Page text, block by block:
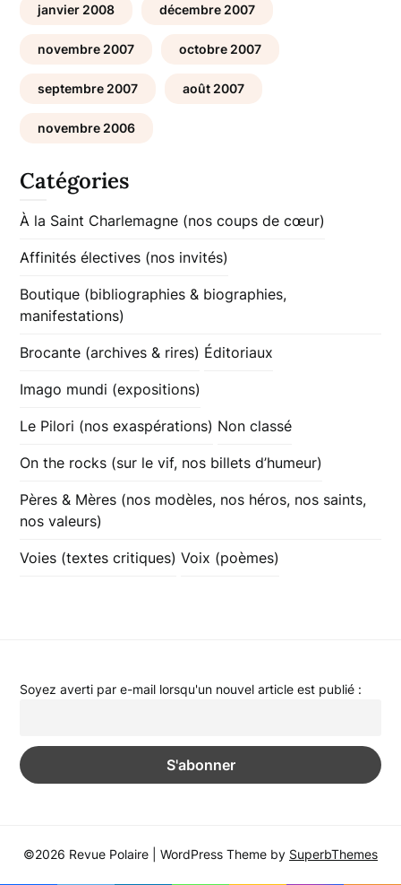
janvier 2008 décembre 2007
novembre 2007 octobre 2007
septembre 2007 août 2007
novembre 2006
Catégories
À la Saint Charlemagne (nos coups de cœur)
Affinités électives (nos invités)
Boutique (bibliographies & biographies,
manifestations)
Brocante (archives & rires) Éditoriaux
Imago mundi (expositions)
Le Pilori (nos exaspérations) Non classé
On the rocks (sur le vif, nos billets d’humeur)
Pères & Mères (nos modèles, nos héros, nos saints,
nos valeurs)
Voies (textes critiques) Voix (poèmes)
Soyez averti par e-mail lorsqu'un nouvel article est publié :
©2026 Revue Polaire | WordPress Theme by SuperbThemes